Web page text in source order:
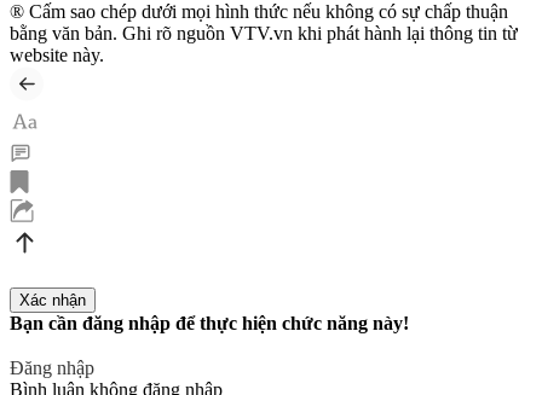
® Cấm sao chép dưới mọi hình thức nếu không có sự chấp thuận
bằng văn bản. Ghi rõ nguồn VTV.vn khi phát hành lại thông tin từ
website này.
Bạn cần đăng nhập để thực hiện chức năng này!
Đăng nhập
Bình luận không đăng nhập